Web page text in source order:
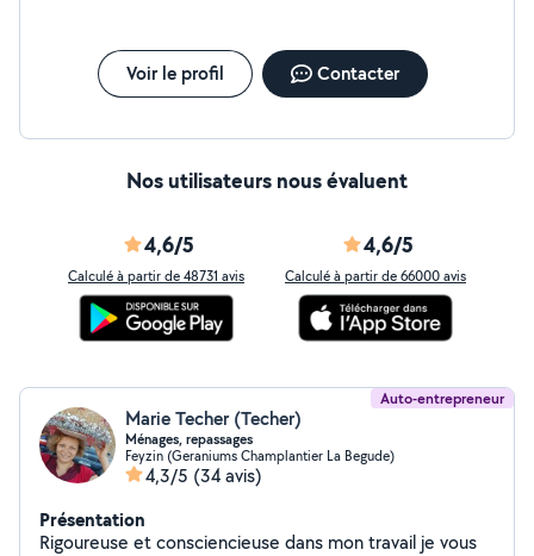
Voir le profil Contacter
Nos utilisateurs nous évaluent
4,6/5
Calculé à partir de 48731 avis
4,6/5
Calculé à partir de 66000 avis
Auto-entrepreneur
Marie Techer (Techer)
Ménages, repassages
Feyzin (Geraniums Champlantier La Begude)
4,3/5 (34 avis)
Présentation
Rigoureuse et consciencieuse dans mon travail je vous